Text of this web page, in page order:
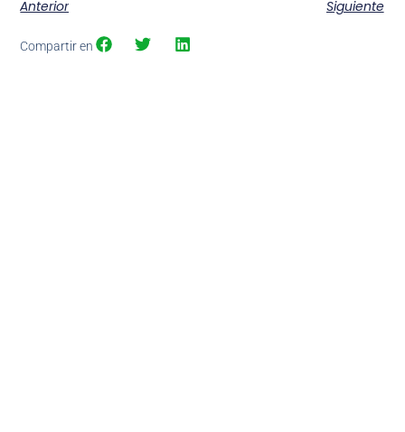
Anterior Siguiente
Compartir en